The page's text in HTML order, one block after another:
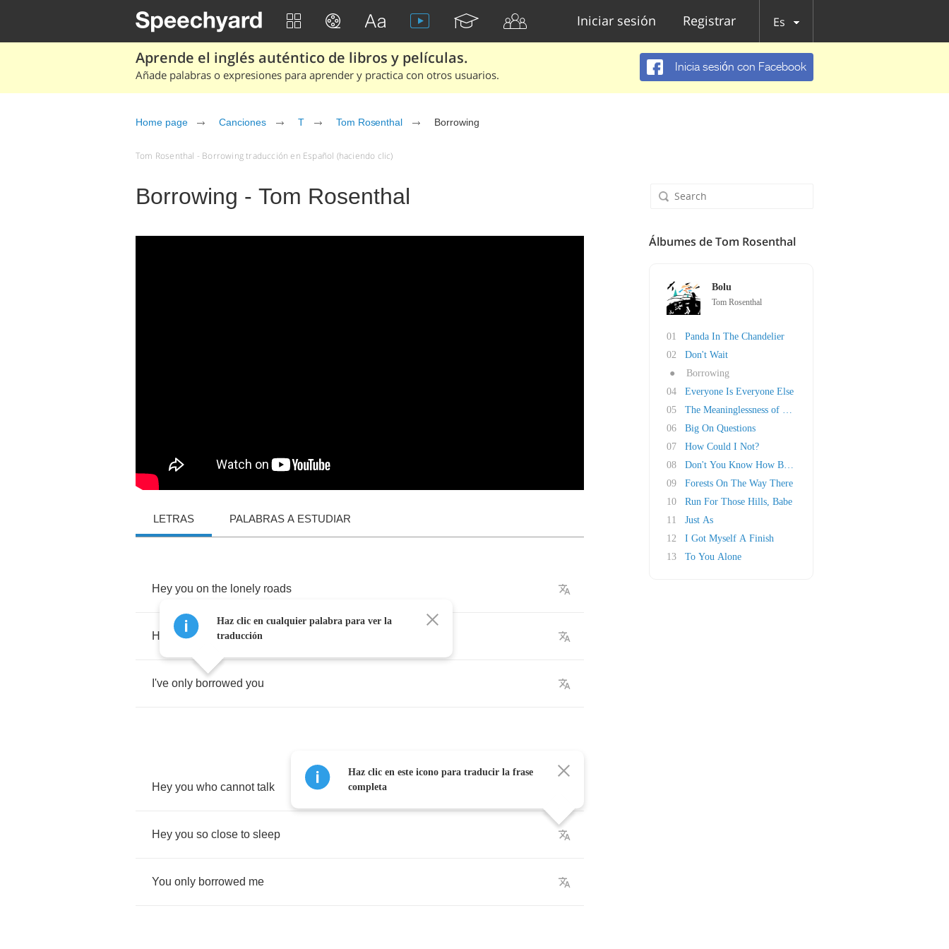
Iniciar sesión Registrar Es
Aprende el inglés auténtico de libros y películas.
Añade palabras o expresiones para aprender y practica con otros usuarios.
Inicia sesión con Facebook
Home page Canciones T Tom Rosenthal Borrowing
Tom Rosenthal - Borrowing traducción en Español (haciendo clic)
Borrowing - Tom Rosenthal
LETRAS PALABRAS A ESTUDIAR
Hey you on the lonely roads
Hey you in the morning
I've only borrowed you
Hey you who cannot talk
Hey you so close to sleep
You only borrowed me
Haz clic en cualquier palabra para ver la
traducción
Haz clic en este icono para traducir la frase
completa
Álbumes de Tom Rosenthal
Bolu
Tom Rosenthal
01
Panda In The Chandelier
02
Don't Wait
●
Borrowing
04
Everyone Is Everyone Else
05
The Meaninglessness of Numbers
06
Big On Questions
07
How Could I Not?
08
Don't You Know How Busy And Important I Am?
09
Forests On The Way There
10
Run For Those Hills, Babe
11
Just As
12
I Got Myself A Finish
13
To You Alone